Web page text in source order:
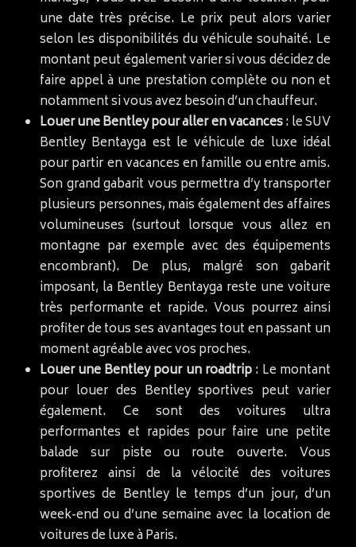
une date très précise. Le prix peut alors varier
selon les disponibilités du véhicule souhaité. Le
montant peut également varier si vous décidez de
faire appel à une prestation complète ou non et
notamment si vous avez besoin d’un chauffeur.
Louer une Bentley pour aller en vacances: le SUV
Bentley Bentayga est le véhicule de luxe idéal
pour partir en vacances en famille ou entre amis.
Son grand gabarit vous permettra d’y transporter
plusieurs personnes, mais également des affaires
volumineuses (surtout lorsque vous allez en
montagne par exemple avec des équipements
encombrant). De plus, malgré son gabarit
imposant, la Bentley Bentayga reste une voiture
très performante et rapide. Vous pourrez ainsi
profiter de tous ses avantages tout en passant un
moment agréable avec vos proches.
Louer une Bentley pour un roadtrip: Le montant
pour louer des Bentley sportives peut varier
également. Ce sont des voitures ultra
performantes et rapides pour faire une petite
balade sur piste ou route ouverte. Vous
profiterez ainsi de la vélocité des voitures
sportives de Bentley le temps d’un jour, d’un
week-end ou d’une semaine avec la location de
voitures de luxe à Paris.